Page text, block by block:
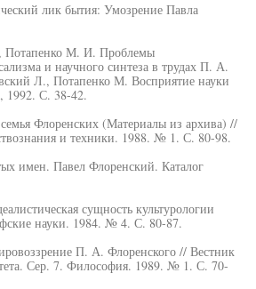
лик бытия: Умозрение Павла
Потапенко М. И. Проблемы
и научного синтеза в трудах П. А.
Л., Потапенко М. Восприятие науки
1992. С. 38-42.
Флоренских (Материалы из архива) //
и техники. 1988. № 1. С. 80-98.
имен. Павел Флоренский. Каталог
сущность культурологии
науки. 1984. № 4. С. 80-87.
П. А. Флоренского // Вестник
Сер. 7. Философия. 1989. № 1. С. 70-